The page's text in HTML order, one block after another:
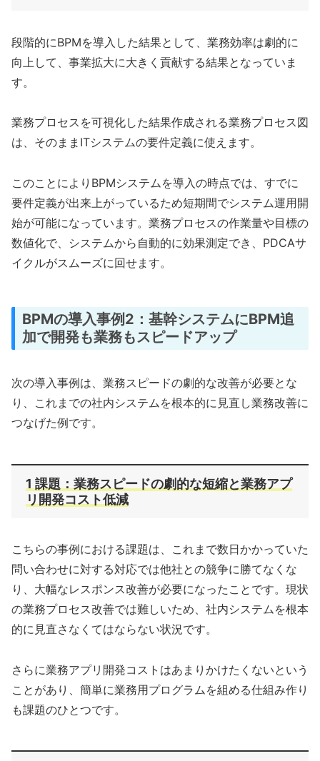
段階的にBPMを導入した結果として、業務効率は劇的に
向上して、事業拡大に大きく貢献する結果となっていま
す。
業務プロセスを可視化した結果作成される業務プロセス図
は、そのままITシステムの要件定義に使えます。
このことによりBPMシステムを導入の時点では、すでに
要件定義が出来上がっているため短期間でシステム運用開
始が可能になっています。業務プロセスの作業量や目標の
数値化で、システムから自動的に効果測定でき、PDCAサ
イクルがスムーズに回せます。
BPMの導入事例2：基幹システムにBPM追
加で開発も業務もスピードアップ
次の導入事例は、業務スピードの劇的な改善が必要とな
り、これまでの社内システムを根本的に見直し業務改善に
つなげた例です。
1 課題：業務スピードの劇的な短縮と業務アプ
リ開発コスト低減
こちらの事例における課題は、これまで数日かかっていた
問い合わせに対する対応では他社との競争に勝てなくな
り、大幅なレスポンス改善が必要になったことです。現状
の業務プロセス改善では難しいため、社内システムを根本
的に見直さなくてはならない状況です。
さらに業務アプリ開発コストはあまりかけたくないという
ことがあり、簡単に業務用プログラムを組める仕組み作り
も課題のひとつです。